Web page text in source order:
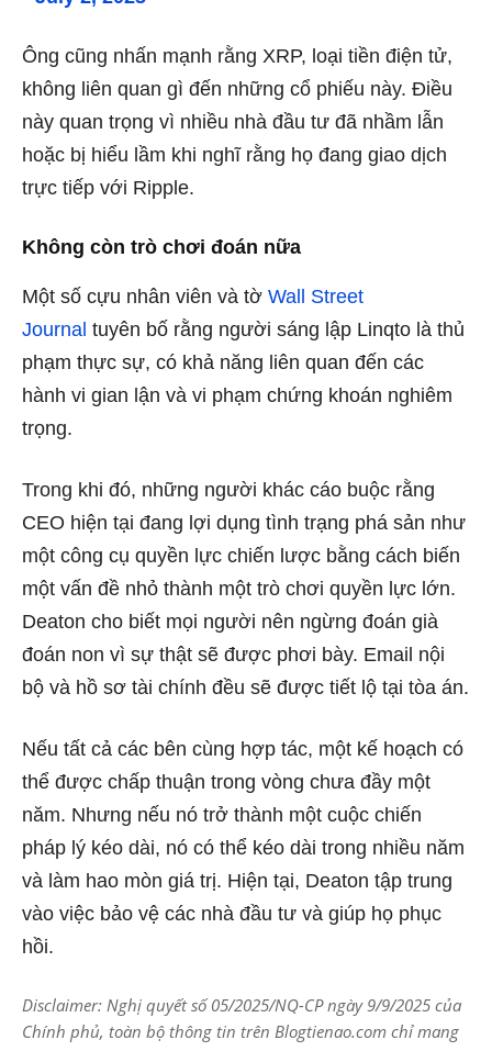
Ông cũng nhấn mạnh rằng XRP, loại tiền điện tử,
không liên quan gì đến những cổ phiếu này. Điều
này quan trọng vì nhiều nhà đầu tư đã nhầm lẫn
hoặc bị hiểu lầm khi nghĩ rằng họ đang giao dịch
trực tiếp với Ripple.
Không còn trò chơi đoán nữa
Một số cựu nhân viên và tờ Wall Street
Journal tuyên bố rằng người sáng lập Linqto là thủ
phạm thực sự, có khả năng liên quan đến các
hành vi gian lận và vi phạm chứng khoán nghiêm
trọng.
Trong khi đó, những người khác cáo buộc rằng
CEO hiện tại đang lợi dụng tình trạng phá sản như
một công cụ quyền lực chiến lược bằng cách biến
một vấn đề nhỏ thành một trò chơi quyền lực lớn.
Deaton cho biết mọi người nên ngừng đoán già
đoán non vì sự thật sẽ được phơi bày. Email nội
bộ và hồ sơ tài chính đều sẽ được tiết lộ tại tòa án.
Nếu tất cả các bên cùng hợp tác, một kế hoạch có
thể được chấp thuận trong vòng chưa đầy một
năm. Nhưng nếu nó trở thành một cuộc chiến
pháp lý kéo dài, nó có thể kéo dài trong nhiều năm
và làm hao mòn giá trị. Hiện tại, Deaton tập trung
vào việc bảo vệ các nhà đầu tư và giúp họ phục
hồi.
Disclaimer: Nghị quyết số 05/2025/NQ-CP ngày 9/9/2025 của
Chính phủ, toàn bộ thông tin trên Blogtienao.com chỉ mang